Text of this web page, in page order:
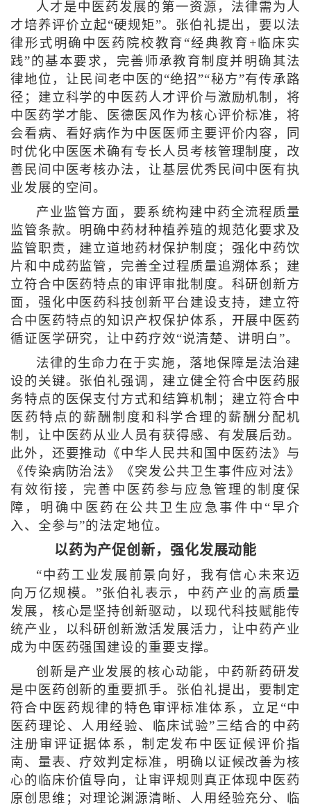
人才是中医药发展的第一资源，法律需为人
才培养评价立起“硬规矩”。张伯礼提出，要以法
律形式明确中医药院校教育“经典教育+临床实
践”的基本要求，完善师承教育制度并明确其法
律地位，让民间老中医的“绝招”“秘方”有传承路
径；建立科学的中医药人才评价与激励机制，将
中医药学才能、医德医风作为核心评价标准，将
会看病、看好病作为中医医师主要评价内容，同
时优化中医医术确有专长人员考核管理制度，改
善民间中医考核办法，让基层优秀民间中医有执
业发展的空间。
产业监管方面，要系统构建中药全流程质量
监管条款。明确中药材种植养殖的规范化要求及
监管职责，建立道地药材保护制度；强化中药饮
片和中成药监管，完善全过程质量追溯体系；建
立符合中医药特点的审评审批制度。科研创新方
面，强化中医药科技创新平台建设支持，建立符
合中医药特点的知识产权保护体系，开展中医药
循证医学研究，让中药疗效“说清楚、讲明白”。
法律的生命力在于实施，落地保障是法治建
设的关键。张伯礼强调，建立健全符合中医药服
务特点的医保支付方式和结算机制；建立符合中
医药特点的薪酬制度和科学合理的薪酬分配机
制，让中医药从业人员有获得感、有发展后劲。
此外，还要推动《中华人民共和国中医药法》与
《传染病防治法》《突发公共卫生事件应对法》
有效衔接，完善中医药参与应急管理的制度保
障，明确中医药在公共卫生应急事件中“早介
入、全参与”的法定地位。
以药为产促创新，强化发展动能
“中药工业发展前景向好，我有信心未来迈
向万亿规模。”张伯礼表示，中药产业的高质量
发展，核心是坚持创新驱动，以现代科技赋能传
统产业，以科研创新激活发展活力，让中药产业
成为中医药强国建设的重要支撑。
创新是产业发展的核心动能，中药新药研发
是中医药创新的重要抓手。张伯礼提出，要制定
符合中医药规律的特色审评标准体系，立足“中
医药理论、人用经验、临床试验”三结合的中药
注册审评证据体系，制定发布中医证候评价指
南、量表、疗效判定标准，明确以证候改善为核
心的临床价值导向，让审评规则真正体现中医药
原创思维；对理论渊源清晰、人用经验充分、临